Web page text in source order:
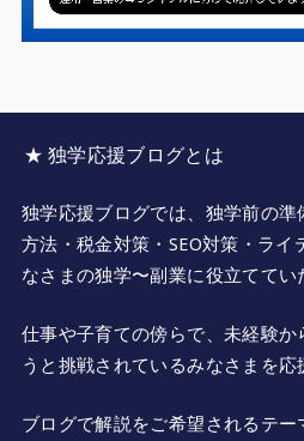
★ 独学応援ブログとは
独学応援ブログでは、独学前の
方法・税金対策・SEO対策・ラ
なさまの独学〜副業に役立ててい
仕事や子育ての傍らで、未経験か
うと挑戦されているみなさまを応
ブログで解説をご希望されるテ